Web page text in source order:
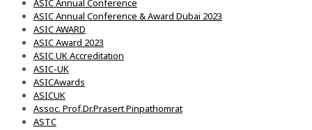
ASIC Annual Conference
ASIC Annual Conference & Award Dubai 2023
ASIC AWARD
ASIC Award 2023
ASIC UK Accreditation
ASIC-UK
ASICAwards
ASICUK
Assoc. Prof.Dr.Prasert Pinpathomrat
ASTC